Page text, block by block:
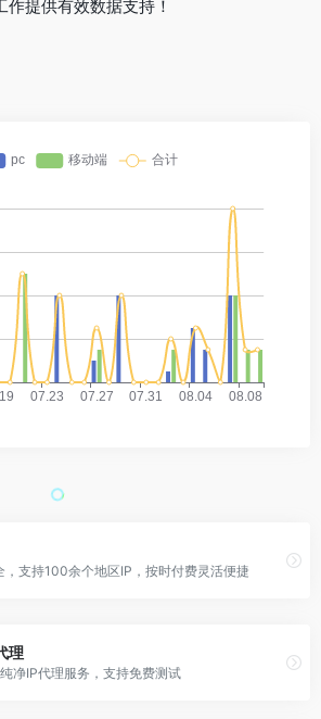
提供有效数据支持！
，支持100余个地区IP，按时付费灵活便捷
理
净IP代理服务，支持免费测试